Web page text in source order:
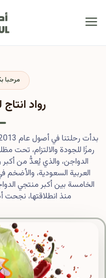
مرحبا
رواد
رمزًا للجودة والالتزام، تحت
الدواجن، والذي يُعدُّ من
العربية السعودية، والأضخم
الخامسة بين أكبر منتجي
منذ انطلاقتها، نجحت